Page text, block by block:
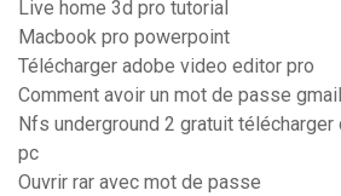
Live home 3d pro tutorial
Macbook pro powerpoint
Télécharger adobe video editor pro
Comment avoir un mot de passe gmail
Nfs underground 2 gratuit
pc
Ouvrir rar avec mot de passe